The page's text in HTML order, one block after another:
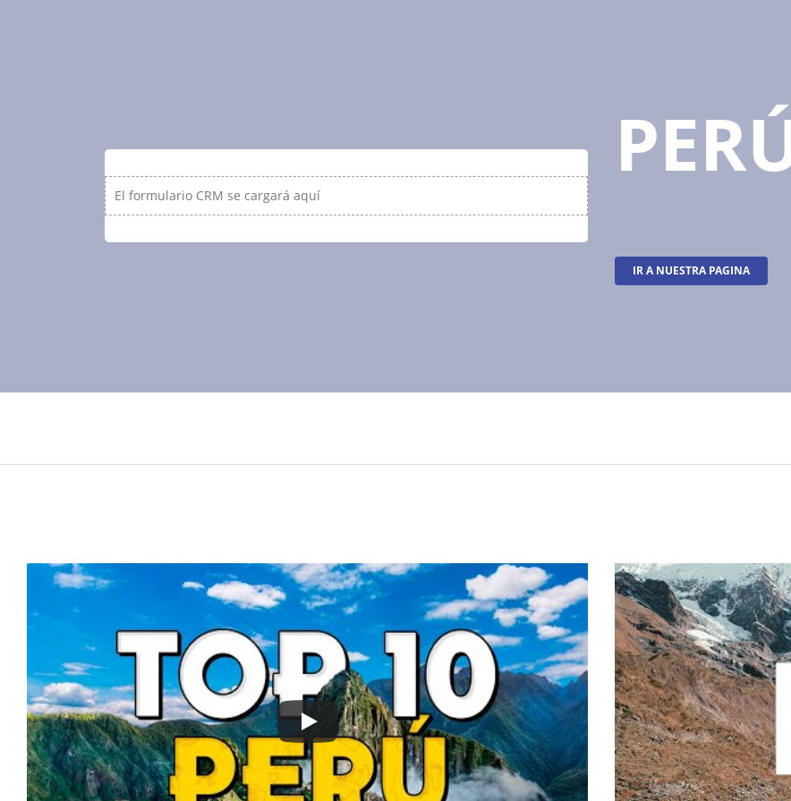
El formulario CRM se cargará aquí
IR A NUESTRA PAGINA